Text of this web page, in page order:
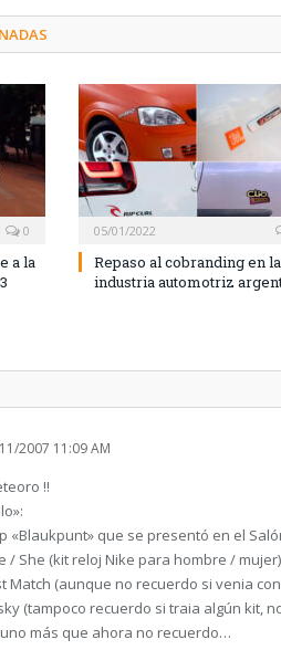
0
a la
05/01/2022
Repaso al cobranding en la
industria automotriz
2007 11:09 AM
!!
«Blaukpunt» que se presentó en el
/ She (kit reloj Nike para hombre / mujer)
Match (aunque no recuerdo si venia
(tampoco recuerdo si traia algún kit,
más que ahora no recuerdo…